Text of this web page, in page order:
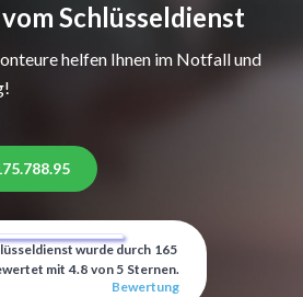
Schlüsseldienst
helfen Ihnen im Notfall und
wurde durch 165
mit 4.8 von 5 Sternen.
Bewertung